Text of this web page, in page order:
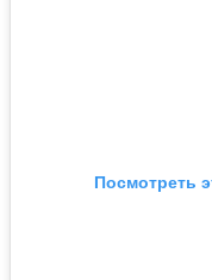
Посмотреть